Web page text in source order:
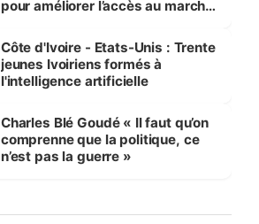
pour améliorer l’accès au marché
Côte d'Ivoire - Etats-Unis : Trente
jeunes Ivoiriens formés à
l'intelligence artificielle
Charles Blé Goudé « Il faut qu’on
comprenne que la politique, ce
n’est pas la guerre »